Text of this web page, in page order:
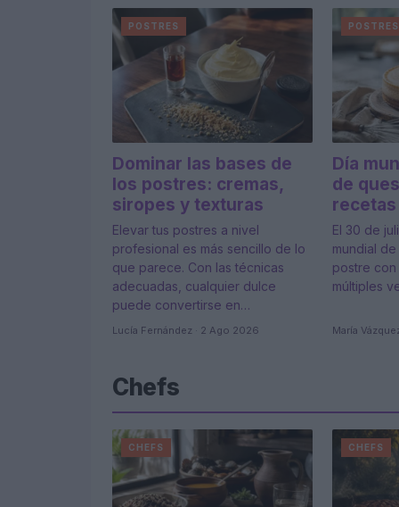
POSTRES
Dominar las bases de
los postres: cremas,
siropes y texturas
Elevar tus postres a nivel
profesional es más sencillo de lo
que parece. Con las técnicas
adecuadas, cualquier dulce
puede convertirse en…
Lucía Fernández · 2 Ago 2026
POSTRES
Día
de
El 30 de
mundial
postre con
múltiples
María
Chefs
CHEFS CHEFS